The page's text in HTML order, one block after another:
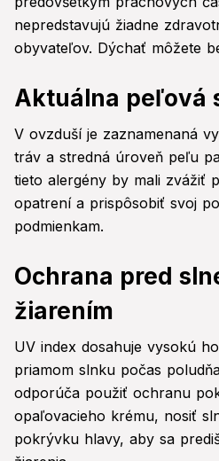
nepredstavujú žiadne
obyvateľov. Dýchať môžete
Aktuálna peľová
V ovzduší je zaznamenaná
tráv a stredná úroveň peľu
tieto alergény by mali zvážiť
opatrení a prispôsobiť svoj
podmienkam.
Ochrana pred
žiarením
UV index dosahuje vysokú
priamom slnku počas
odporúča použiť ochranu
opaľovacieho krému, nosiť
pokrývku hlavy, aby sa